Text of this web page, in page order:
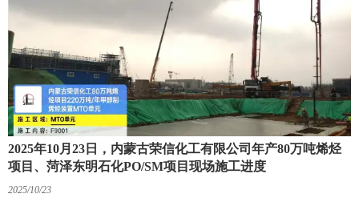
2025年10月23日，内蒙古荣信化工有限公司年产80万吨烯烃
项目、菏泽东明石化PO/SM项目现场施工进度
2025/10/23